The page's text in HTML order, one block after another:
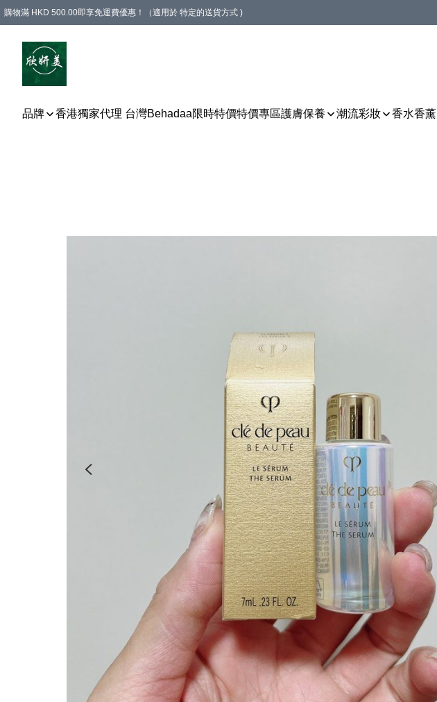
購物滿 HKD 500.00即享免運費優惠！（適用於 特定的送貨方式 )
品牌 香港獨家代理 台灣Behadaa限時特價特價專區護膚保養 潮流彩妝 香水香薰